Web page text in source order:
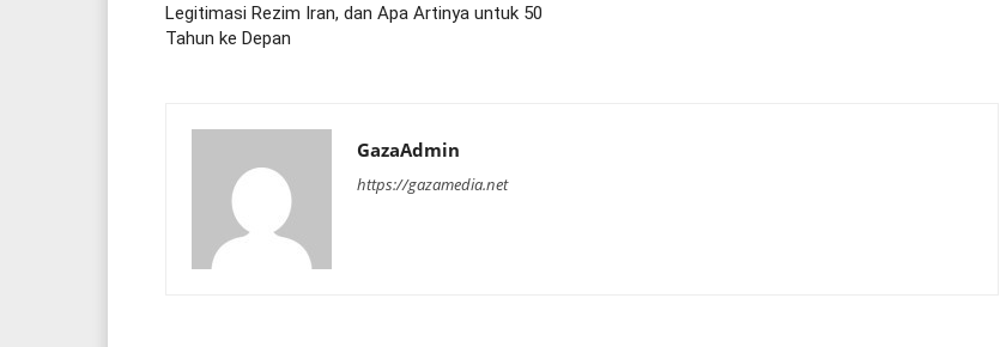
Legitimasi Rezim Iran, dan Apa Artinya untuk 50
Tahun ke Depan
GazaAdmin
https://gazamedia.net